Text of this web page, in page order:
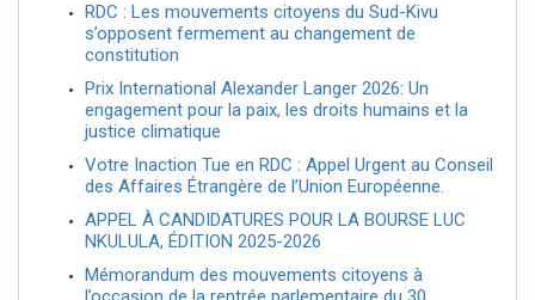
RDC : Les mouvements citoyens du Sud-Kivu
s’opposent fermement au changement de
constitution
Prix International Alexander Langer 2026: Un
engagement pour la paix, les droits humains et la
justice climatique
Votre Inaction Tue en RDC : Appel Urgent au Conseil
des Affaires Étrangère de l’Union Européenne.
APPEL À CANDIDATURES POUR LA BOURSE LUC
NKULULA, ÉDITION 2025-2026
Mémorandum des mouvements citoyens à